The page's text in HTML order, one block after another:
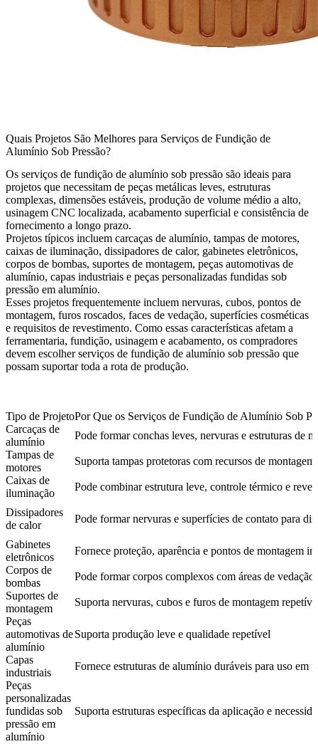
Quais Projetos São Melhores para Serviços de Fundição de
Alumínio Sob Pressão?
Os serviços de fundição de alumínio sob pressão são ideais para
projetos que necessitam de peças metálicas leves, estruturas
complexas, dimensões estáveis, produção de volume médio a alto,
usinagem CNC localizada, acabamento superficial e consistência de
fornecimento a longo prazo.
Projetos típicos incluem carcaças de alumínio, tampas de motores,
caixas de iluminação, dissipadores de calor, gabinetes eletrônicos,
corpos de bombas, suportes de montagem, peças automotivas de
alumínio, capas industriais e peças personalizadas fundidas sob
pressão em alumínio.
Esses projetos frequentemente incluem nervuras, cubos, pontos de
montagem, furos roscados, faces de vedação, superfícies cosméticas
e requisitos de revestimento. Como essas características afetam a
ferramentaria, fundição, usinagem e acabamento, os compradores
devem escolher serviços de fundição de alumínio sob pressão que
possam suportar toda a rota de produção.
Tipo de ProjetoPor Que os Serviços de Fundição de Alumínio Sob
Carcaças de
alumínio
Pode formar conchas leves, nervuras e estruturas de
Tampas de
motores
Suporta tampas protetoras com recursos de montagem
Caixas de
iluminação
Pode combinar estrutura leve, controle térmico e
Dissipadores
de calor
Pode formar nervuras e superfícies de contato para
Gabinetes
eletrônicos
Fornece proteção, aparência e pontos de montagem
Corpos de
bombas
Pode formar corpos complexos com áreas de vedação
Suportes de
montagem
Suporta nervuras, cubos e furos de montagem
Peças
automotivas de
alumínio
Suporta produção leve e qualidade repetível
Capas
industriais
Fornece estruturas de alumínio duráveis para uso em
Peças
personalizadas
fundidas sob
pressão em
alumínio
Suporta estruturas específicas da aplicação e